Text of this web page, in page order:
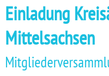
Einladung
Mittelsachsen